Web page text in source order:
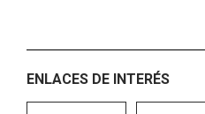
ENLACES DE INTERÉS